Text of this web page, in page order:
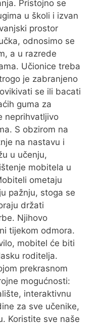
Pristojno se
u školi i izvan
prostor
odnosimo se
a u razrede
Učionice treba
je zabranjeno
se ili bacati
guma za
neprihvatljivo
S obzirom na
na nastavu i
u učenju,
mobitela u
ometaju
pažnju, stoga se
držati
Njihovo
tijekom odmora.
mobitel će biti
roditelja.
prekrasnom
mogućnosti:
interaktivnu
za sve učenike,
Koristite sve naše